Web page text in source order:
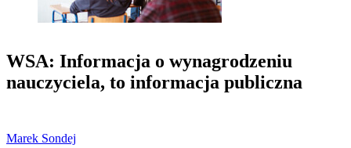
WSA: Informacja o wynagrodzeniu
nauczyciela, to informacja publiczna
Marek Sondej